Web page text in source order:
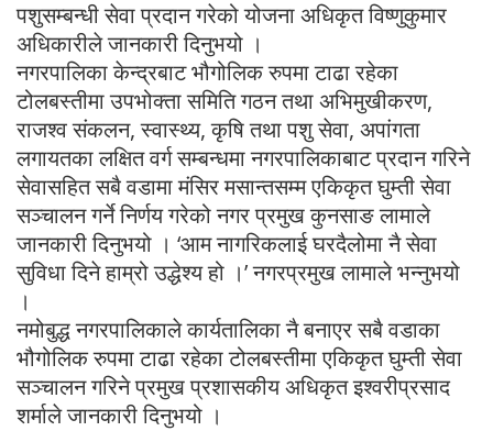
पशुसम्बन्धी सेवा प्रदान गरेको योजना अधिकृत विष्णुकुमार
अधिकारीले जानकारी दिनुभयो ।
नगरपालिका केन्द्रबाट भौगोलिक रुपमा टाढा रहेका
टोलबस्तीमा उपभोक्ता समिति गठन तथा अभिमुखीकरण,
राजश्व संकलन, स्वास्थ्य, कृषि तथा पशु सेवा, अपांगता
लगायतका लक्षित वर्ग सम्बन्धमा नगरपालिकाबाट प्रदान गरिने
सेवासहित सबै वडामा मंसिर मसान्तसम्म एकिकृत घुम्ती सेवा
सञ्चालन गर्ने निर्णय गरेको नगर प्रमुख कुनसाङ लामाले
जानकारी दिनुभयो । ‘आम नागरिकलाई घरदैलोमा नै सेवा
सुविधा दिने हाम्रो उद्धेश्य हो ।’ नगरप्रमुख लामाले भन्नुभयो
।
नमोबुद्ध नगरपालिकाले कार्यतालिका नै बनाएर सबै वडाका
भौगोलिक रुपमा टाढा रहेका टोलबस्तीमा एकिकृत घुम्ती सेवा
सञ्चालन गरिने प्रमुख प्रशासकीय अधिकृत इश्वरीप्रसाद
शर्माले जानकारी दिनुभयो ।